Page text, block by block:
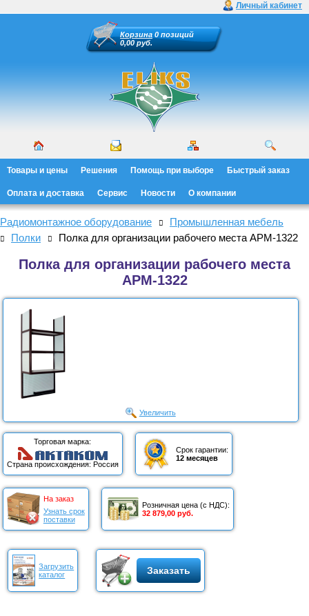
Личный кабинет
Корзина 0 позиций
0,00 руб.
Товары и цены Решения Помощь при выборе Быстрый заказ
Оплата и доставка Сервис Новости О компании
Радиомонтажное оборудование
Промышленная мебель
Полки
Полка для организации рабочего места АРМ-1322
Полка для организации рабочего места
АРМ-1322
Увеличить
Торговая марка:
Страна происхождения: Россия
Срок гарантии:
12 месяцев
На заказ
Узнать срок
поставки
Розничная цена (с НДС):
32 879,00 руб.
Загрузить
каталог
Заказать